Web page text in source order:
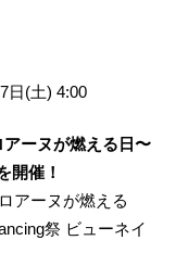
日(土) 4:00
ーヌが燃える日〜
開催！
アーヌが燃える
祭 ビューネイ